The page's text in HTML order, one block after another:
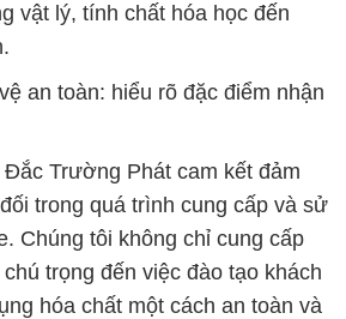
vật lý, tính chất hóa học đến
an toàn: hiểu rõ đặc điểm nhận
Trường Phát cam kết đảm
trong quá trình cung cấp và sử
Chúng tôi không chỉ cung cấp
trọng đến việc đào tạo khách
hóa chất một cách an toàn và